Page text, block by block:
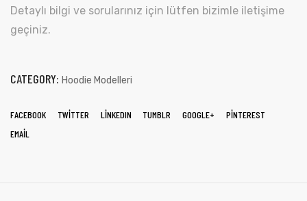
Detaylı bilgi ve sorularınız için lütfen bizimle iletişime
geçiniz.
CATEGORY: Hoodie Modelleri
FACEBOOK TWITTER LINKEDIN TUMBLR GOOGLE+
PINTEREST
EMAIL